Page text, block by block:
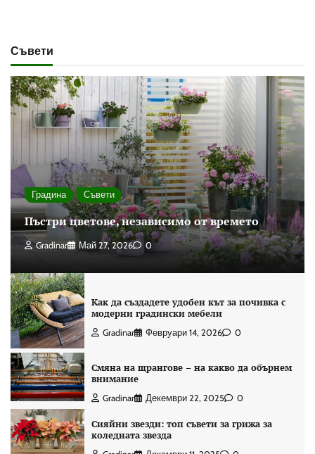
Съвети
Градина Съвети
Пъстри цветове, независимо от времето
Gradinar Май 27, 2026 0
Как да създадете удобен кът за почивка с
модерни градински мебели
Gradinar Февруари 14, 2026 0
Смяна на щрангове – на какво да обърнем
внимание
Gradinar Декември 22, 2025 0
Сияйни звезди: топ съвети за грижа за
коледната звезда